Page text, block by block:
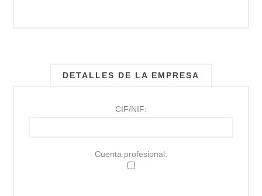
DETALLES DE LA EMPRESA
CIF/NIF:
Cuenta profesional: